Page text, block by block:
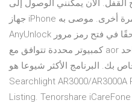
الآن يمكنني الوصول إلى
جهاز iPhone الخاص بي مرة أخرى. موصى به! - Ahmad; يقوم
AnyUnlock بعمل جيد حقًا في فتح رمز مرور iPhone. هناك برامج
كمبيوتر محددة تتوافق مع aor من الملفات، وقد لا يكون لديك واحد
بك. البرنامج الأكثر شيوعا هو
Searchlight AR3000/
Listing. Tenorshare iCareFone هو مدير iPhone فعال يمكنه من